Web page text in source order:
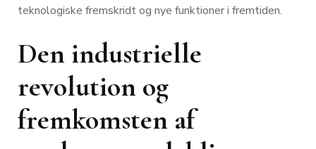
teknologiske fremskridt og nye funktioner i fremtiden.
Den industrielle
revolution og
fremkomsten af